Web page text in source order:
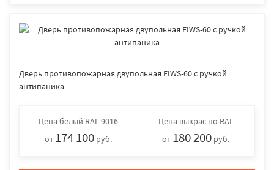
Дверь противопожарная двупольная EIWS-60 с ручкой
антипаника
Цена белый RAL 9016
от 174 100 руб.
Цена выкрас по RAL
от 180 200 руб.